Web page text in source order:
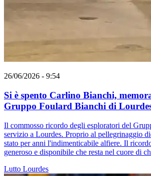
26/06/2026 - 9:54
Si è spento Carlino Bianchi,
Gruppo Foulard Bianchi di
Il commosso ricordo degli esploratori del
servizio a Lourdes. Proprio al pellegrinaggio
stato per anni l'indimenticabile alfiere. Il
generoso e disponibile che resta nel cuore di
Lutto Lourdes